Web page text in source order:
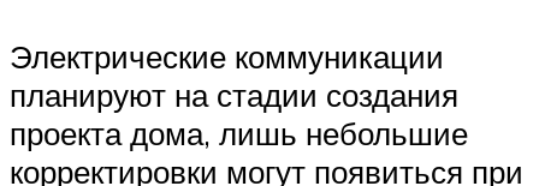
Электрические коммуникации
планируют на стадии создания
проекта дома, лишь небольшие
корректировки могут появиться при